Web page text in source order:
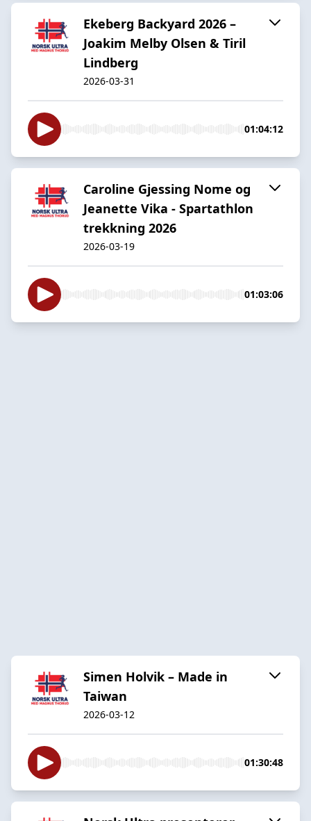
Ekeberg Backyard 2026 –
Joakim Melby Olsen & Tiril
Lindberg
2026-03-31
01:04:12
Caroline Gjessing Nome og
Jeanette Vika - Spartathlon
trekkning 2026
2026-03-19
01:03:06
Simen Holvik – Made in
Taiwan
2026-03-12
01:30:48